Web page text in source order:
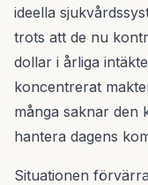
ideella
trots att de nu
dollar i årliga
koncentrerat
många saknar den
hantera dagens
Situationen